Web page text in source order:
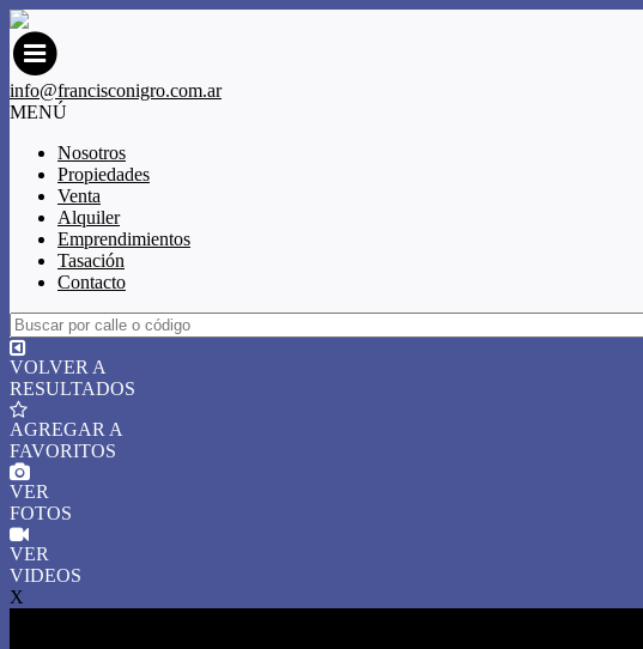
info@francisconigro.com.ar
MENÚ
Nosotros
Propiedades
Venta
Alquiler
Emprendimientos
Tasación
Contacto
VOLVER A
RESULTADOS
AGREGAR A
FAVORITOS
VER
FOTOS
VER
VIDEOS
X